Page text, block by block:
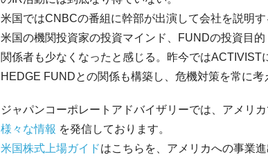
米国ではCNBCの番組に幹部が出演して会社を説明す
米国の機関投資家の投資マインド、FUNDの投資目
関係者も少なくなったと感じる。昨今では
HEDGE FUNDとの関係も構築し、危機対策を常に考
ジャパンコーポレートアドバイザリーでは、アメリ
様々な情報 を発信しております。
米国株式上場ガイドはこちらを、アメリカへの事業